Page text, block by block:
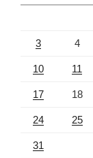
3 4
10 11
17 18
24 25
31